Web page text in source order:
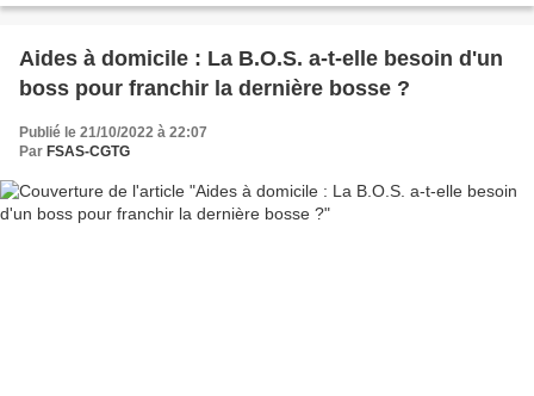
Aides à domicile : La B.O.S. a-t-elle besoin d'un
boss pour franchir la dernière bosse ?
Publié le 21/10/2022 à 22:07
Par FSAS-CGTG